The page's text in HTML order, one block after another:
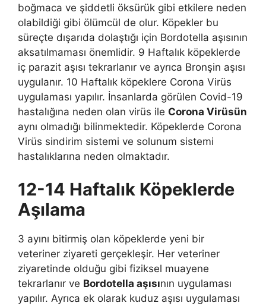
boğmaca ve şiddetli öksürük gibi etkilere neden
olabildiği gibi ölümcül de olur. Köpekler bu
süreçte dışarıda dolaştığı için Bordotella aşısının
aksatılmaması önemlidir. 9 Haftalık köpeklerde
iç parazit aşısı tekrarlanır ve ayrıca Bronşin aşısı
uygulanır. 10 Haftalık köpeklere Corona Virüs
uygulaması yapılır. İnsanlarda görülen Covid-19
hastalığına neden olan virüs ile Corona Virüsün
aynı olmadığı bilinmektedir. Köpeklerde Corona
Virüs sindirim sistemi ve solunum sistemi
hastalıklarına neden olmaktadır.
12-14 Haftalık Köpeklerde
Aşılama
3 ayını bitirmiş olan köpeklerde yeni bir
veteriner ziyareti gerçekleşir. Her veteriner
ziyaretinde olduğu gibi fiziksel muayene
tekrarlanır ve Bordotella aşısının uygulaması
yapılır. Ayrıca ek olarak kuduz aşısı uygulaması